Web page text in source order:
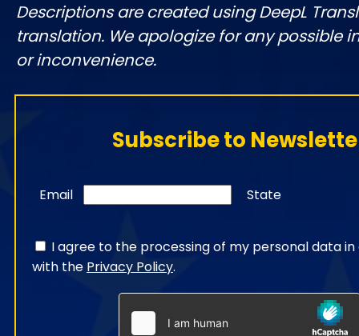
Descriptions are created using DeepL
translation. We apologize for any possible
or inconvenience.
Subscribe to
Email State
I agree to the processing of my personal data
with the Privacy Policy.